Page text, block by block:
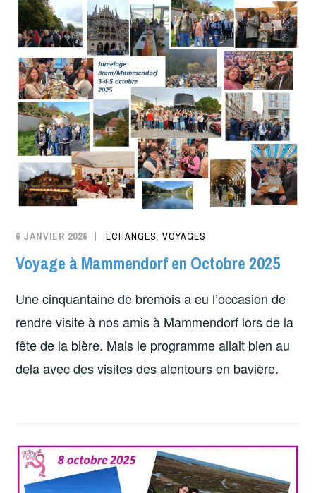
6 JANVIER 2026 ECHANGES,VOYAGES
Voyage à Mammendorf en Octobre 2025
Une cinquantaine de bremois a eu l’occasion de
rendre visite à nos amis à Mammendorf lors de la
fête de la bière. Mais le programme allait bien au
dela avec des visites des alentours en bavière.